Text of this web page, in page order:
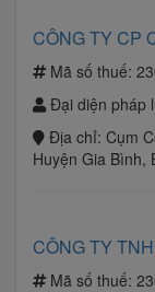
CÔNG TY CP
Mã số thuế:
Đại diện pháp
Địa chỉ: Cụm
Huyện Gia Bình,
CÔNG TY
Mã số thuế: